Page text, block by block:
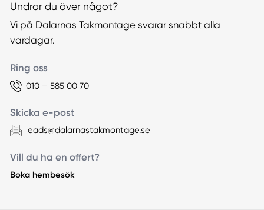
Undrar du över något?
Vi på Dalarnas Takmontage svarar snabbt alla
vardagar.
Ring oss
010 – 585 00 70
Skicka e-post
leads@dalarnastakmontage.se
Vill du ha en offert?
Boka hembesök